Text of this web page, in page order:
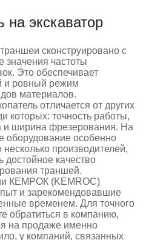
на экскаватор
сконструировано с
значения частоты
Это обеспечивает
и ровный режим
материалов.
отличается от других
которых: точность работы,
и ширина фрезерования. На
оборудование особенно
производителей,
достойное качество
траншей.
КЕМРОК (KEMROC)
и зарекомендовавшие
временем. Для точного
обратиться в компанию,
на продаже именно
у компаний, связанных